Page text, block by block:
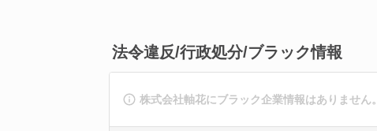
法令違反/行政処分/ブラック情報
株式会社軸花にブラック企業情報はありません。